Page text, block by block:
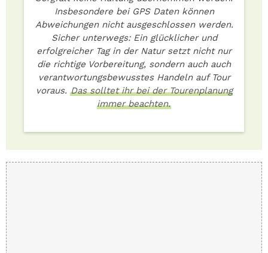
Insbesondere bei GPS Daten können
Abweichungen nicht ausgeschlossen werden.
Sicher unterwegs: Ein glücklicher und
erfolgreicher Tag in der Natur setzt nicht nur
die richtige Vorbereitung, sondern auch auch
verantwortungsbewusstes Handeln auf Tour
voraus. Das solltet ihr bei der Tourenplanung
immer beachten.